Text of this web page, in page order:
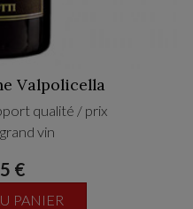
Valpolicella
qualité / prix
vin
€
PANIER